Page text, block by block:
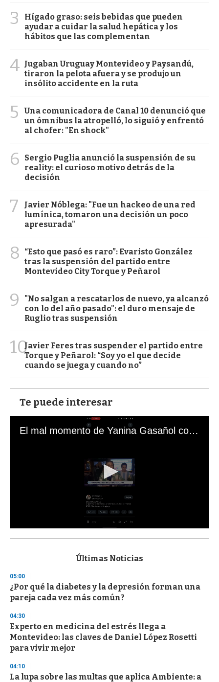
3
Hígado graso: seis bebidas que pueden
ayudar a cuidar la salud hepática y los
hábitos que las complementan
4 Jugaban Uruguay Montevideo y Paysandú,
tiraron la pelota afuera y se produjo un
insólito accidente en la ruta
5
Una comunicadora de Canal 10 denunció que
un ómnibus la atropelló, lo siguió y enfrentó
al chofer: "En shock"
6
Sergio Puglia anunció la suspensión de su
reality: el curioso motivo detrás de la
decisión
7
Javier Nóblega: "Fue un hackeo de una red
lumínica, tomaron una decisión un poco
apresurada"
8
“Esto que pasó es raro”: Evaristo González
tras la suspensión del partido entre
Montevideo City Torque y Peñarol
9
"No salgan a rescatarlos de nuevo, ya alcanzó
con lo del año pasado": el duro mensaje de
Ruglio tras suspensión
10Javier Feres tras suspender el partido entre
Torque y Peñarol: “Soy yo el que decide
cuando se juega y cuando no”
Te puede interesar
El mal momento de Yanina Gasañol con un hincha argentino en "Subrayado"
s
d
s
o
f
3
s
e
c
o
d
s
Últimas Noticias
05:00
¿Por qué la diabetes y la depresión forman una
pareja cada vez más común?
04:30
Experto en medicina del estrés llega a
Montevideo: las claves de Daniel López Rosetti
para vivir mejor
04:10
La lupa sobre las multas que aplica Ambiente: a